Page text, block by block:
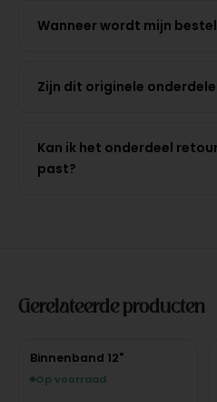
Wanneer wordt mijn
Zijn dit originele
Kan ik het onderdeel
past?
Gerelateerde producten
Binnenband 12"
Op voorraad